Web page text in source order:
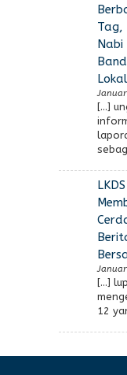
Tag,
Nabi
Lokal
[…]
[…]
12